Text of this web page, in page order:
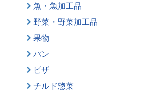
魚・魚加工品
野菜・野菜加工品
果物
パン
ピザ
チルド惣菜